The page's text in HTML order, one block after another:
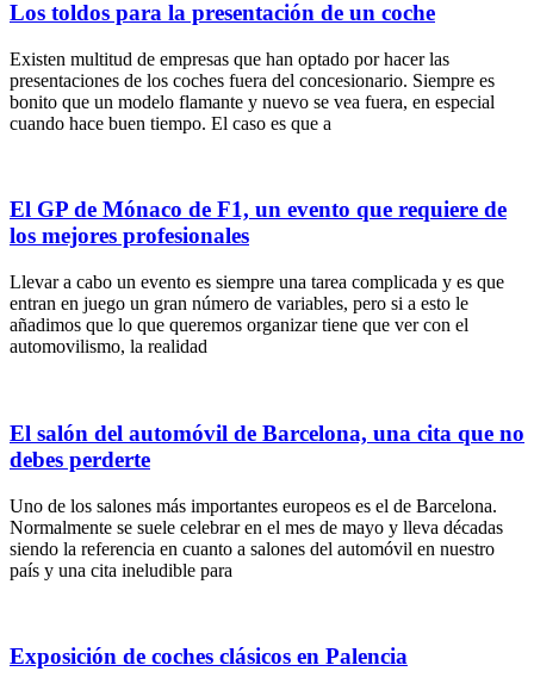
Los toldos para la presentación de un coche
Existen multitud de empresas que han optado por hacer las
presentaciones de los coches fuera del concesionario. Siempre es
bonito que un modelo flamante y nuevo se vea fuera, en especial
cuando hace buen tiempo. El caso es que a
El GP de Mónaco de F1, un evento que requiere de
los mejores profesionales
Llevar a cabo un evento es siempre una tarea complicada y es que
entran en juego un gran número de variables, pero si a esto le
añadimos que lo que queremos organizar tiene que ver con el
automovilismo, la realidad
El salón del automóvil de Barcelona, una cita que no
debes perderte
Uno de los salones más importantes europeos es el de Barcelona.
Normalmente se suele celebrar en el mes de mayo y lleva décadas
siendo la referencia en cuanto a salones del automóvil en nuestro
país y una cita ineludible para
Exposición de coches clásicos en Palencia